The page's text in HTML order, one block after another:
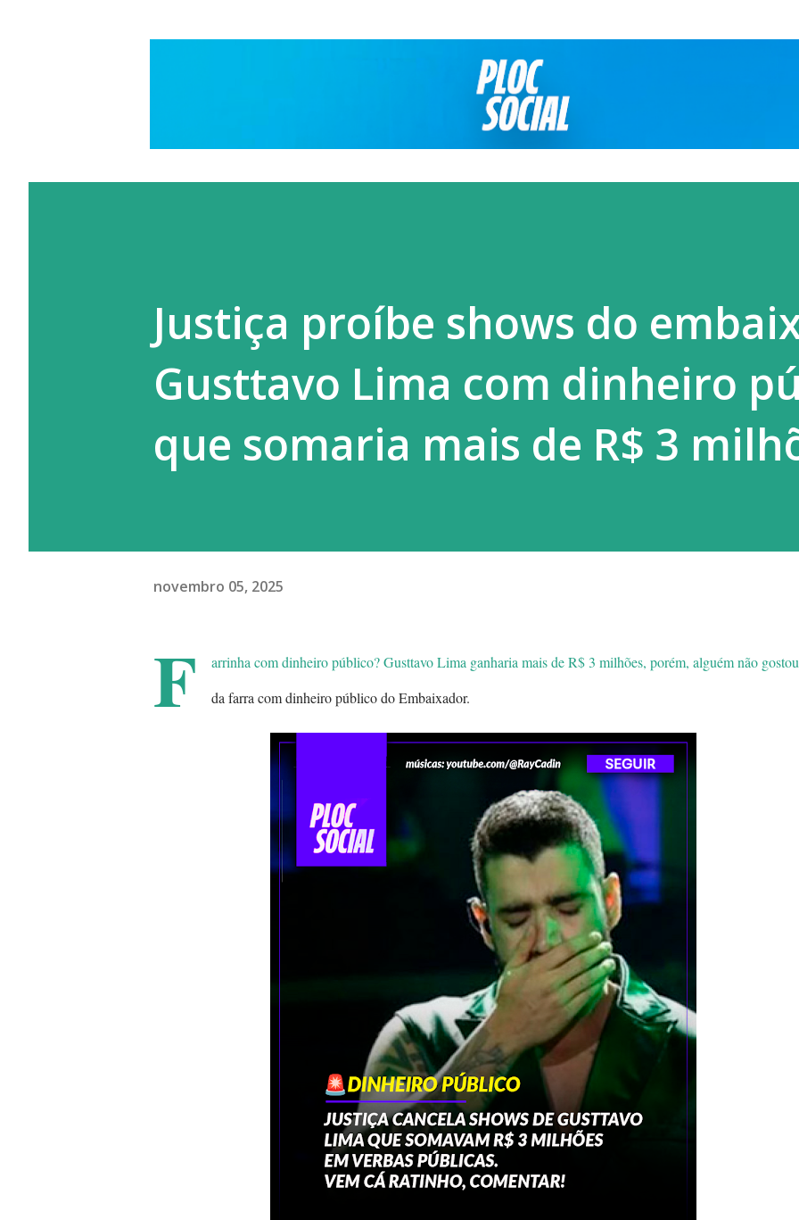
Justiça proíbe shows do
Gusttavo Lima com dinheiro
que somaria mais de R$ 3
novembro 05, 2025
F
arrinha com dinheiro público? Gusttavo Lima ganharia mais de R$ 3 milhões, porém, alguém não gostou
da farra com dinheiro público do Embaixador.